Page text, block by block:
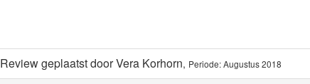
Review geplaatst doorVera Korhorn, Periode: Augustus 2018